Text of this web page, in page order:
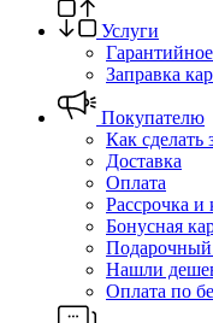
Услуги
Заправка
Покупателю
Как сделать
Доставка
Оплата
Рассрочка и
Бонусная
Подарочный
Нашли
Оплата по